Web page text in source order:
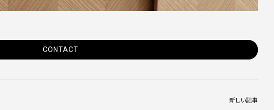
CONTACT
新しい記事